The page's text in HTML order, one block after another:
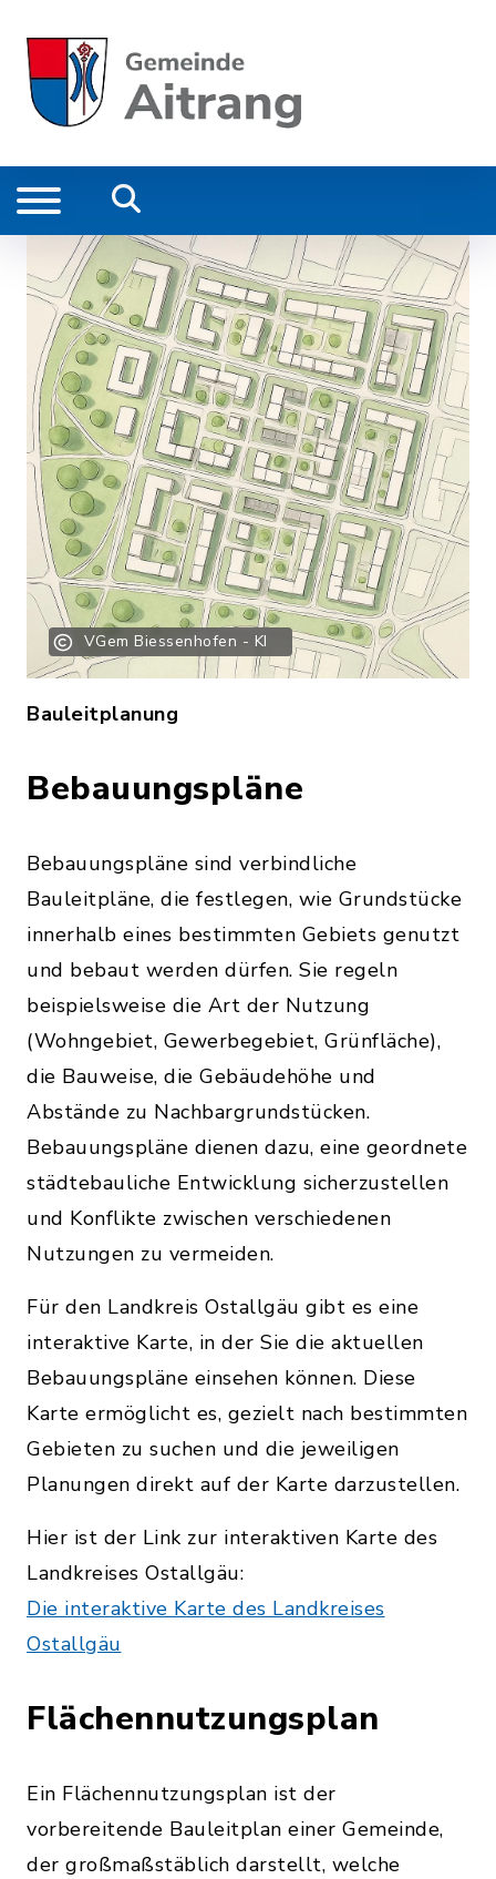
VGem Biessenhofen - KI
Bauleitplanung
Bebauungspläne
Bebauungspläne sind verbindliche
Bauleitpläne, die festlegen, wie Grundstücke
innerhalb eines bestimmten Gebiets genutzt
und bebaut werden dürfen. Sie regeln
beispielsweise die Art der Nutzung
(Wohngebiet, Gewerbegebiet, Grünfläche),
die Bauweise, die Gebäudehöhe und
Abstände zu Nachbargrundstücken.
Bebauungspläne dienen dazu, eine geordnete
städtebauliche Entwicklung sicherzustellen
und Konflikte zwischen verschiedenen
Nutzungen zu vermeiden.
Für den Landkreis Ostallgäu gibt es eine
interaktive Karte, in der Sie die aktuellen
Bebauungspläne einsehen können. Diese
Karte ermöglicht es, gezielt nach bestimmten
Gebieten zu suchen und die jeweiligen
Planungen direkt auf der Karte darzustellen.
Hier ist der Link zur interaktiven Karte des
Landkreises Ostallgäu:
Die interaktive Karte des Landkreises
Ostallgäu
Flächennutzungsplan
Ein Flächennutzungsplan ist der
vorbereitende Bauleitplan einer Gemeinde,
der großmaßstäblich darstellt, welche